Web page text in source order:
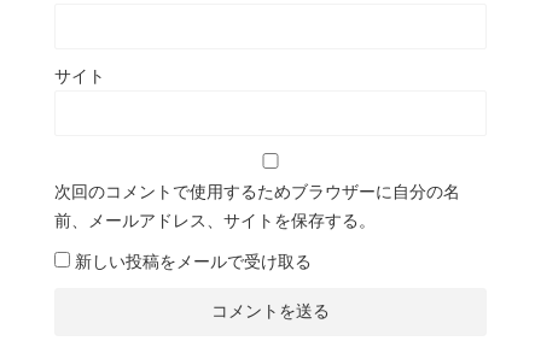
サイト
次回のコメントで使用するためブラウザーに自分の名
前、メールアドレス、サイトを保存する。
新しい投稿をメールで受け取る